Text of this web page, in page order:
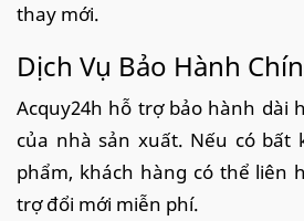
thay mới.
Dịch Vụ Bảo Hành
Acquy24h hỗ trợ bảo hành dài
của nhà sản xuất. Nếu có bất
phẩm, khách hàng có thể liên
trợ đổi mới miễn phí.